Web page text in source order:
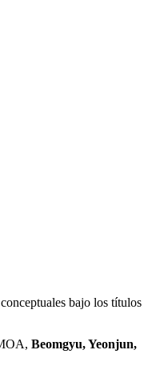
bajo los títulos
Beomgyu, Yeonjun,